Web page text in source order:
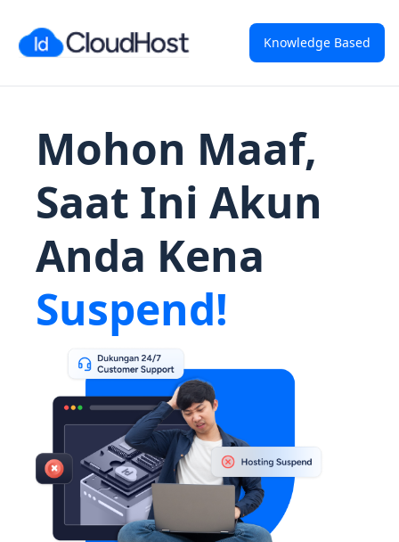
Knowledge Based
Mohon Maaf,
Saat Ini Akun
Anda Kena
Suspend!